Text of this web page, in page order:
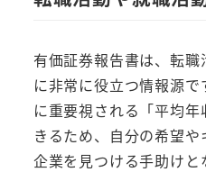
有価証券報告書は、転
に非常に役立つ情報源
に重要視される「平均
きるため、自分の希望
企業を見つける手助け